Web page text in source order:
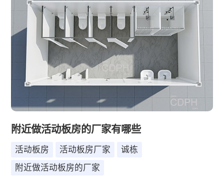
附近做活动板房的厂家有哪些
活动板房 活动板房厂家
诚栋
附近做活动板房的厂家